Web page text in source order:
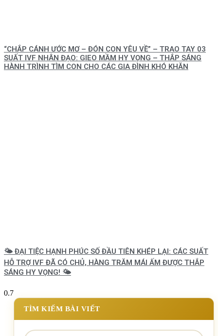
“CHẮP CÁNH ƯỚC MƠ – ĐÓN CON YÊU VỀ” – TRAO TAY 03
SUẤT IVF NHÂN ĐẠO: GIEO MẦM HY VỌNG – THẮP SÁNG
HÀNH TRÌNH TÌM CON CHO CÁC GIA ĐÌNH KHÓ KHĂN
🌤️ ĐẠI TIỆC HẠNH PHÚC SỐ ĐẦU TIÊN KHÉP LẠI: CÁC SUẤT
HỖ TRỢ IVF ĐÃ CÓ CHỦ, HÀNG TRĂM MÁI ẤM ĐƯỢC THẮP
SÁNG HY VỌNG! 🌤️
TÌM KIẾM BÀI VIẾT